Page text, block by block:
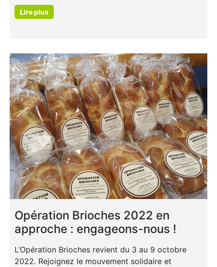
Lire plus
Opération Brioches 2022 en
approche : engageons-nous !
L’Opération Brioches revient du 3 au 9 octobre
2022. Rejoignez le mouvement solidaire et